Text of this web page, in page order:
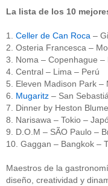
La lista de los 10
1. Celler de Can Roca –
2. Osteria Francesca –
3. Noma – Copenhague –
4. Central – Lima – Perú
5. Eleven Madison Park –
6. Mugaritz – San
7. Dinner by Heston
8. Narisawa – Tokio –
9. D.O.M – SÃO Paulo –
10. Gaggan – Bangkok –
Maestros de la
diseño, creatividad y